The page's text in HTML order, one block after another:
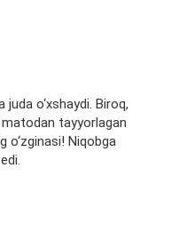
juda o‘xshaydi. Biroq,
tayyorlagan
o‘zginasi! Niqobga